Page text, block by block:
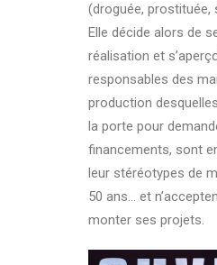
(droguée, prostituée,
Elle décide alors de
réalisation et
responsables des
production
la porte pour
financements, sont
leur stéréotypes de
50 ans… et
monter ses projets.